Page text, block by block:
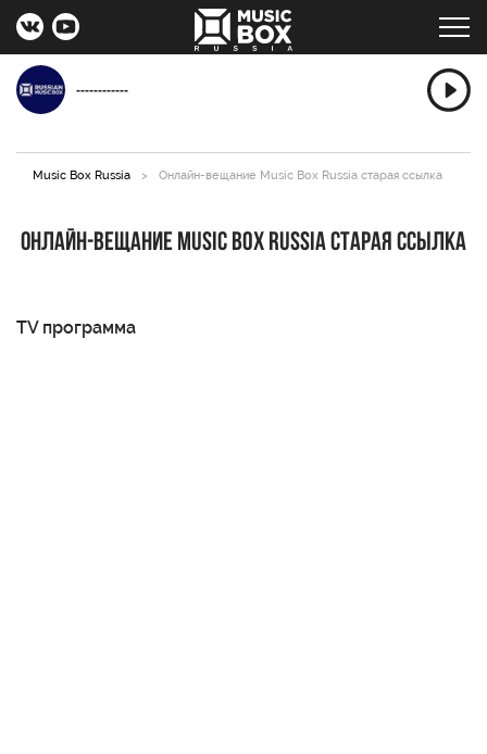
------------
Music Box Russia > Онлайн-вещание Music Box Russia старая ссылка
Онлайн-вещание Music Box Russia старая ссылка
TV программа